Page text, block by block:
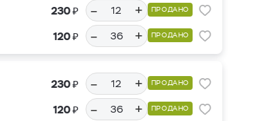
230₽ – + ПРОДАНО
120₽ – + ПРОДАНО
230₽ – + ПРОДАНО
120₽ – + ПРОДАНО